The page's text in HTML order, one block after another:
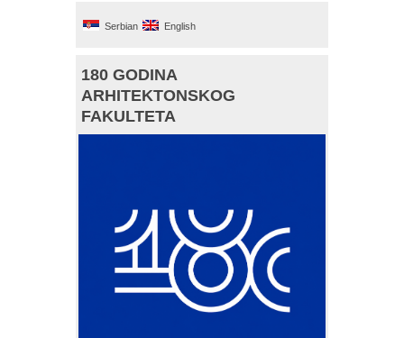
Serbian English
180 GODINA
ARHITEKTONSKOG
FAKULTETA